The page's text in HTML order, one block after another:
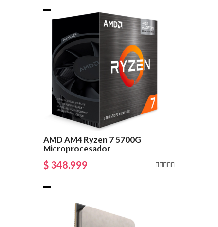
AMD AM4 Ryzen 7 5700G
Microprocesador
$ 348.999